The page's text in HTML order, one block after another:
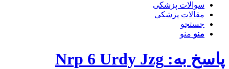
سوالات پزشکی
مقالات پزشکی
جستجو
منو منو
پاسخ به: Nrp 6 Urdy Jzg